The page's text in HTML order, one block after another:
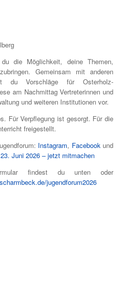
die Möglichkeit, deine Themen,
Gemeinsam mit anderen
du Vorschläge für Osterholz-
am Nachmittag Vertreterinnen und
und weiteren Institutionen vor.
Für Verpflegung ist gesorgt. Für die
freigestellt.
Instagram, Facebookund
Juni 2026 – jetzt mitmachen
findest du unten oder
jugendforum2026